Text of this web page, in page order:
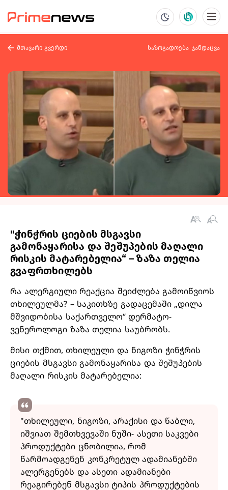
მთავარი გვერდი საზოგადოება ჯანდაცვა
"ჭინჭრის ციების მსგავსი
გამონაყარისა და შეშუპების მაღალი
რისკის მატარებელია“ – ზაზა თელია
გვაფრთხილებს
რა ალერგიული რეაქცია შეიძლება გამოიწვიოს
თხილეულმა? – საკითხზე გადაცემაში „დილა
მშვიდობისა საქართველო“ დერმატო-
ვენეროლოგი ზაზა თელია საუბრობს.
მისი თქმით, თხილეული და ნიგოზი ჭინჭრის
ციების მსგავსი გამონაყარისა და შეშუპების
მაღალი რისკის მატარებელია:
"თხილეული, ნიგოზი, არაქისი და წაბლი,
იშვიათ შემთხვევაში ნუში- ასეთი საკვები
პროდუქტები ცნობილია, რომ
წარმოადგენენ კონკრეტულ ადამიანებში
ალერგენებს და ასეთი ადამიანები
რეაგირებენ მსგავსი ტიპის პროდუქტების